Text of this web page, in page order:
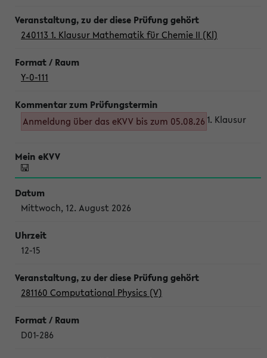
240113 1. Klausur Mathematik für Chemie II (Kl)
Y-0-111
Anmeldung über das eKVV bis zum 05.08.26 1. Klausur
Mittwoch, 12. August 2026
12-15
281160 Computational Physics (V)
D01-286